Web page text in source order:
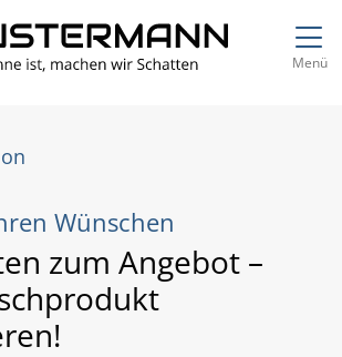
Menü
Wünschen
zum Angebot –